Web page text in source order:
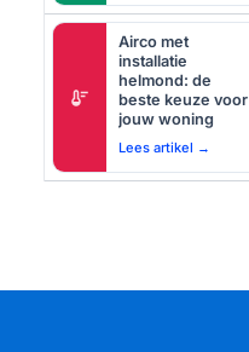
thermostat
Airco met
installatie
helmond: de
beste keuze voor
jouw woning
Lees artikel →